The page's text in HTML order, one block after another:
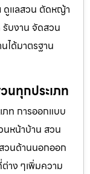
เเลสวน ตัดหญ้า
บงาน จัดสวน
ได้มาตรฐาน
ทุกประเภท
ท การออกแบบ
นหน้าบ้าน สวน
วนด้านนอกออก
าง ๆเพิ่มความ